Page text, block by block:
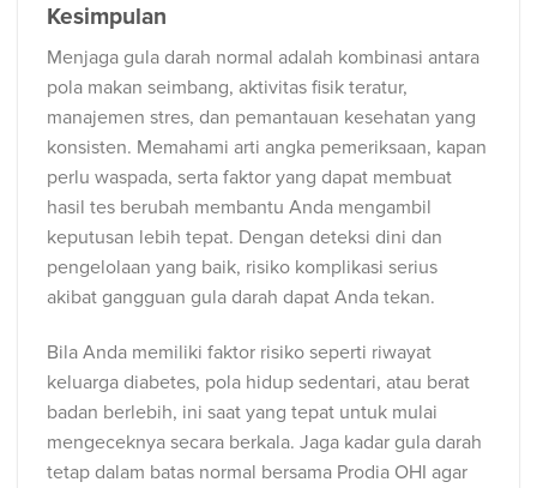
Kesimpulan
Menjaga gula darah normal adalah kombinasi antara
pola makan seimbang, aktivitas fisik teratur,
manajemen stres, dan pemantauan kesehatan yang
konsisten. Memahami arti angka pemeriksaan, kapan
perlu waspada, serta faktor yang dapat membuat
hasil tes berubah membantu Anda mengambil
keputusan lebih tepat. Dengan deteksi dini dan
pengelolaan yang baik, risiko komplikasi serius
akibat gangguan gula darah dapat Anda tekan.
Bila Anda memiliki faktor risiko seperti riwayat
keluarga diabetes, pola hidup sedentari, atau berat
badan berlebih, ini saat yang tepat untuk mulai
mengeceknya secara berkala. Jaga kadar gula darah
tetap dalam batas normal bersama Prodia OHI agar